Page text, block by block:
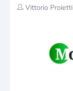
Vittorio Proietti